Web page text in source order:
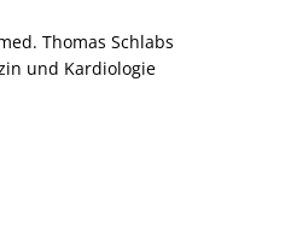
Thomas Schlabs
und Kardiologie